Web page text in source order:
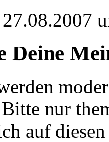
27.08.2007
Deine
nur
auf